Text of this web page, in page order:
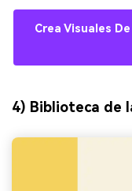
Crea Visuales
4) Biblioteca de